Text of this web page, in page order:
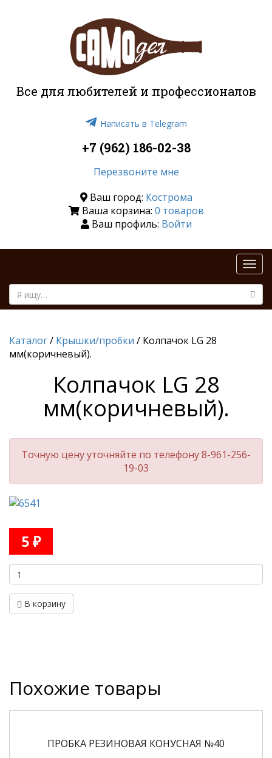
Все для любителей и профессионалов
Написать в Telegram
+7 (962) 186-02-38
Перезвоните мне
Ваш город: Кострома
Ваша корзина: 0 товаров
Ваш профиль: Войти
Каталог/ Крышки/пробки / Колпачок LG 28
мм(коричневый).
Колпачок LG 28
мм(коричневый).
Точную цену уточняйте по телефону 8-961-256-
19-03
5₽
В корзину
Похожие товары
ПРОБКА РЕЗИНОВАЯ КОНУСНАЯ №40